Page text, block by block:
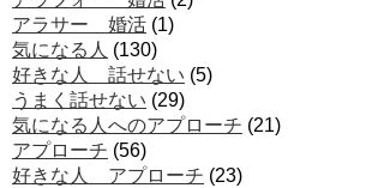
アラサー 婚活 (1)
気になる人 (130)
好きな人 話せない (5)
うまく話せない (29)
気になる人へのアプローチ (21)
アプローチ (56)
好きな人 アプローチ (23)